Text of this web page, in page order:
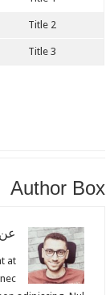
Title 2
Title 3
Author Box
at